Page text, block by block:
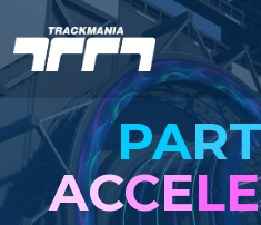
PART
ACCELE